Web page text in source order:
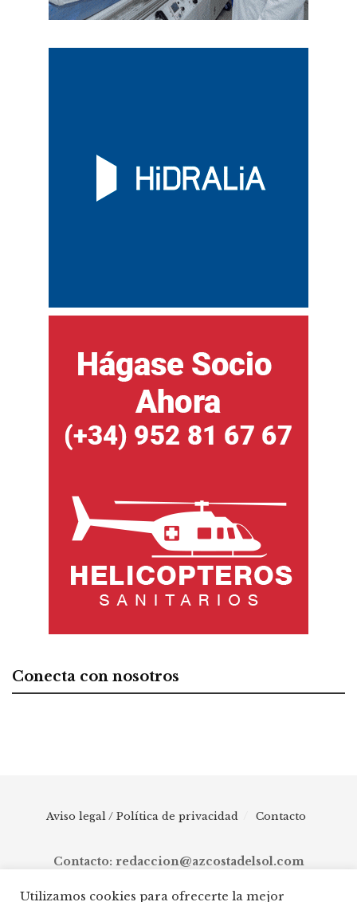
Conecta con nosotros
Aviso legal / Política de privacidad Contacto
Contacto: redaccion@azcostadelsol.com
Utilizamos cookies para ofrecerte la mejor